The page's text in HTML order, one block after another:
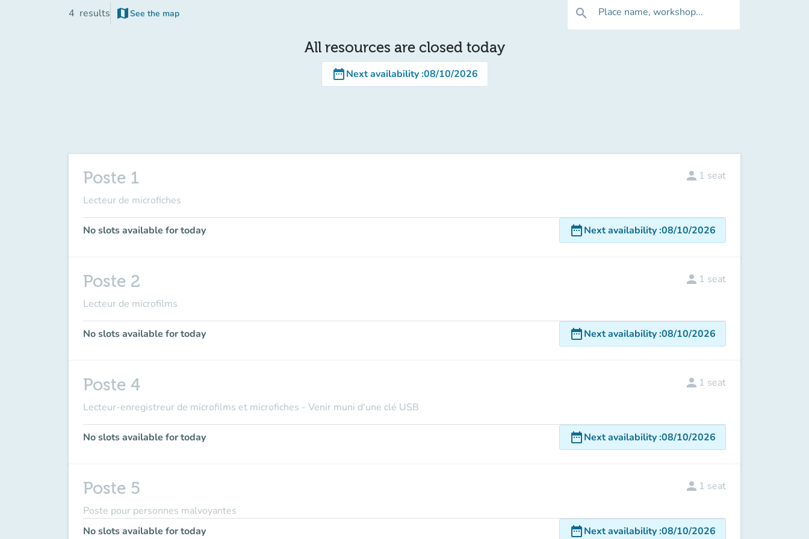
4 results map See the map
(new tab) search Place name, workshop...
All resources are closed today
date_rangeNext availability:08/10/2026
Poste 1
Lecteur de microfiches
person 1 seat
No slots available for today date_rangeNext availability:08/10/2026
Poste 2
Lecteur de microfilms
person 1 seat
No slots available for today date_rangeNext availability:08/10/2026
Poste 4
Lecteur-enregistreur de microfilms et microfiches - Venir muni d'une clé USB
person 1 seat
No slots available for today date_rangeNext availability:08/10/2026
Poste 5
Poste pour personnes malvoyantes
person 1 seat
No slots available for today date_rangeNext availability:08/10/2026